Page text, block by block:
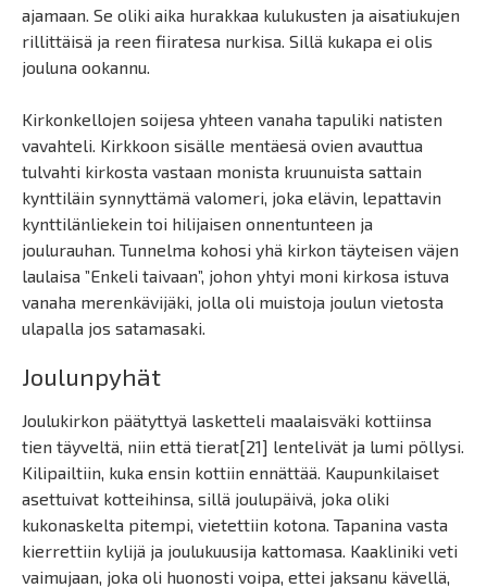
ajamaan. Se oliki aika hurakkaa kulukusten ja aisatiukujen
rillittäisä ja reen fiiratesa nurkisa. Sillä kukapa ei olis
jouluna ookannu.
Kirkonkellojen soijesa yhteen vanaha tapuliki natisten
vavahteli. Kirkkoon sisälle mentäesä ovien avauttua
tulvahti kirkosta vastaan monista kruunuista sattain
kynttiläin synnyttämä valomeri, joka elävin, lepattavin
kynttilänliekein toi hilijaisen onnentunteen ja
joulurauhan. Tunnelma kohosi yhä kirkon täyteisen väjen
laulaisa ”Enkeli taivaan”, johon yhtyi moni kirkosa istuva
vanaha merenkävijäki, jolla oli muistoja joulun vietosta
ulapalla jos satamasaki.
Joulunpyhät
Joulukirkon päätyttyä lasketteli maalaisväki kottiinsa
tien täyveltä, niin että tierat[21] lentelivät ja lumi pöllysi.
Kilipailtiin, kuka ensin kottiin ennättää. Kaupunkilaiset
asettuivat kotteihinsa, sillä joulupäivä, joka oliki
kukonaskelta pitempi, vietettiin kotona. Tapanina vasta
kierrettiin kylijä ja joulukuusija kattomasa. Kaakliniki veti
vaimujaan, joka oli huonosti voipa, ettei jaksanu kävellä,